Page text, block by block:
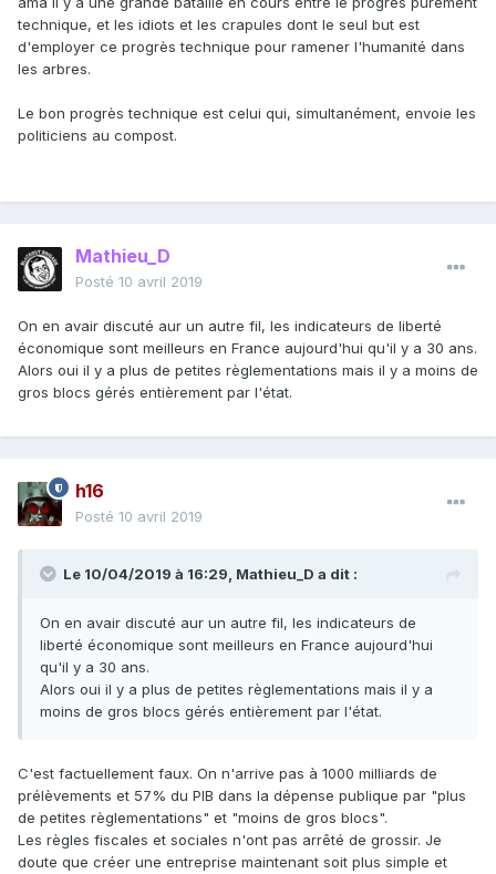
technique, et les idiots et les crapules dont le seul but est
d'employer ce progrès technique pour ramener l'humanité dans
les arbres.
Le bon progrès technique est celui qui, simultanément, envoie les
politiciens au compost.
Mathieu_D
Posté 10 avril 2019
On en avair discuté aur un autre fil, les indicateurs de liberté
économique sont meilleurs en France aujourd'hui qu'il y a 30 ans.
Alors oui il y a plus de petites règlementations mais il y a moins de
gros blocs gérés entièrement par l'état.
h16
Posté 10 avril 2019
Le 10/04/2019 à 16:29, Mathieu_D a dit :
On en avair discuté aur un autre fil, les indicateurs de
liberté économique sont meilleurs en France aujourd'hui
qu'il y a 30 ans.
Alors oui il y a plus de petites règlementations mais il y a
moins de gros blocs gérés entièrement par l'état.
C'est factuellement faux. On n'arrive pas à 1000 milliards de
prélèvements et 57% du PIB dans la dépense publique par "plus
de petites règlementations" et "moins de gros blocs".
Les règles fiscales et sociales n'ont pas arrêté de grossir. Je
doute que créer une entreprise maintenant soit plus simple et